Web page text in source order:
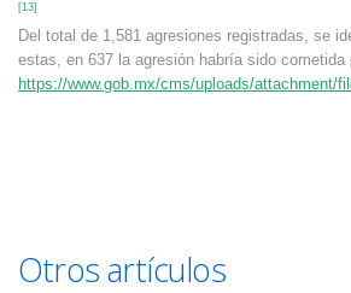
[13]
Del total de 1,581 agresiones registradas, se
estas, en 637 la agresión habría sido
https://www.gob.mx/cms/uploads/attachment/
Otros artículos